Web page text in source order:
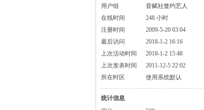
用户组
音赋社签约艺人
在线时间
248 小时
注册时间
2009-5-20 03:04
最后访问
2018-1-2 16:16
上次活动时间
2018-1-2 15:48
上次发表时间
2011-12-5 22:02
所在时区
使用系统默认
统计信息